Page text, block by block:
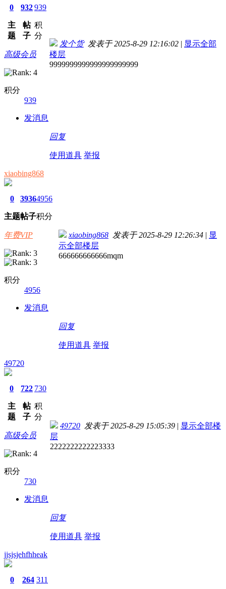
0
主
题
932
帖
子
939
积
分
高级会员
积分
939
发消息
发个货发表于 2025-8-29 12:16:02 | 显示全部
楼层
9999999999999999999999
回复
使用道具 举报
xiaobing868
0
主题
3936
帖子
4956
积分
年费VIP
积分
4956
发消息
xiaobing868 发表于 2025-8-29 12:26:34 | 显
示全部楼层
666666666666mqm
回复
使用道具 举报
49720
0
主
题
722
帖
子
730
积
分
高级会员
积分
730
发消息
49720 发表于 2025-8-29 15:05:39 | 显示全部楼
层
2222222222223333
回复
使用道具 举报
jjsjsjehfhheak
0 264 311